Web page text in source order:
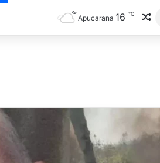
Apucarana 16 ℃